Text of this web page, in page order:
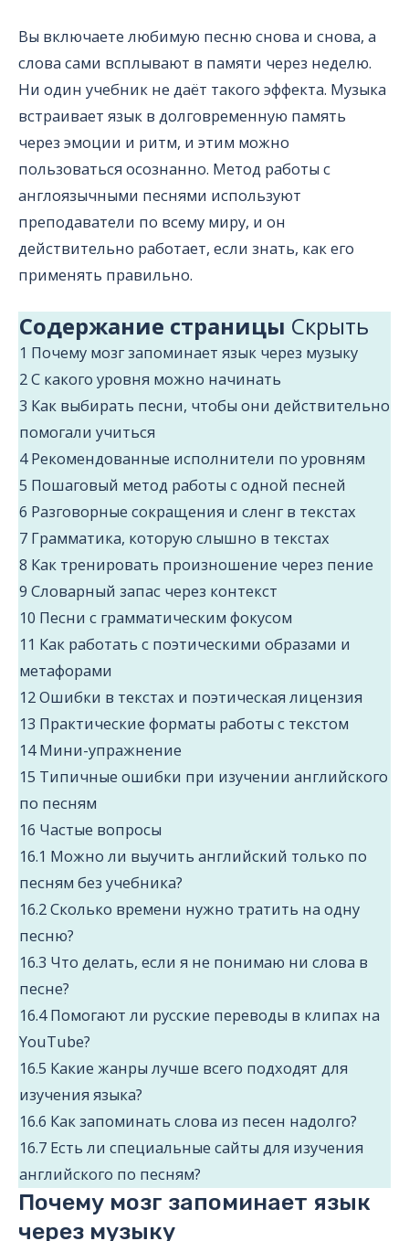
Вы включаете любимую песню снова и снова, а
слова сами всплывают в памяти через неделю.
Ни один учебник не даёт такого эффекта. Музыка
встраивает язык в долговременную память
через эмоции и ритм, и этим можно
пользоваться осознанно. Метод работы с
англоязычными песнями используют
преподаватели по всему миру, и он
действительно работает, если знать, как его
применять правильно.
Содержание страницы Cкрыть
1 Почему мозг запоминает язык через музыку
2С какого уровня можно начинать
3 Как выбирать песни, чтобы они действительно
помогали учиться
4 Рекомендованные исполнители по уровням
5 Пошаговый метод работы с одной песней
6 Разговорные сокращения и сленг в текстах
7 Грамматика, которую слышно в текстах
8 Как тренировать произношение через пение
9 Словарный запас через контекст
10 Песни с грамматическим фокусом
11 Как работать с поэтическими образами и
метафорами
12Ошибки в текстах и поэтическая лицензия
13 Практические форматы работы с текстом
14 Мини-упражнение
15 Типичные ошибки при изучении английского
по песням
16 Частые вопросы
16.1 Можно ли выучить английский только по
песням без учебника?
16.2Сколько времени нужно тратить на одну
песню?
16.3 Что делать, если я не понимаю ни слова в
песне?
16.4 Помогают ли русские переводы в клипах на
YouTube?
16.5 Какие жанры лучше всего подходят для
изучения языка?
16.6 Как запоминать слова из песен надолго?
16.7 Есть ли специальные сайты для изучения
английского по песням?
Почему мозг запоминает язык
через музыку